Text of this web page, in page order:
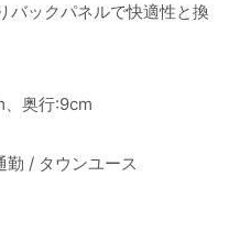
バックパネルで快適性と換
奥行:9cm
/ タウンユース